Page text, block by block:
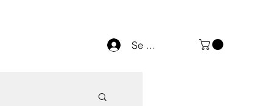
Se connecter